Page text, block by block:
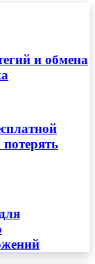
и обмена